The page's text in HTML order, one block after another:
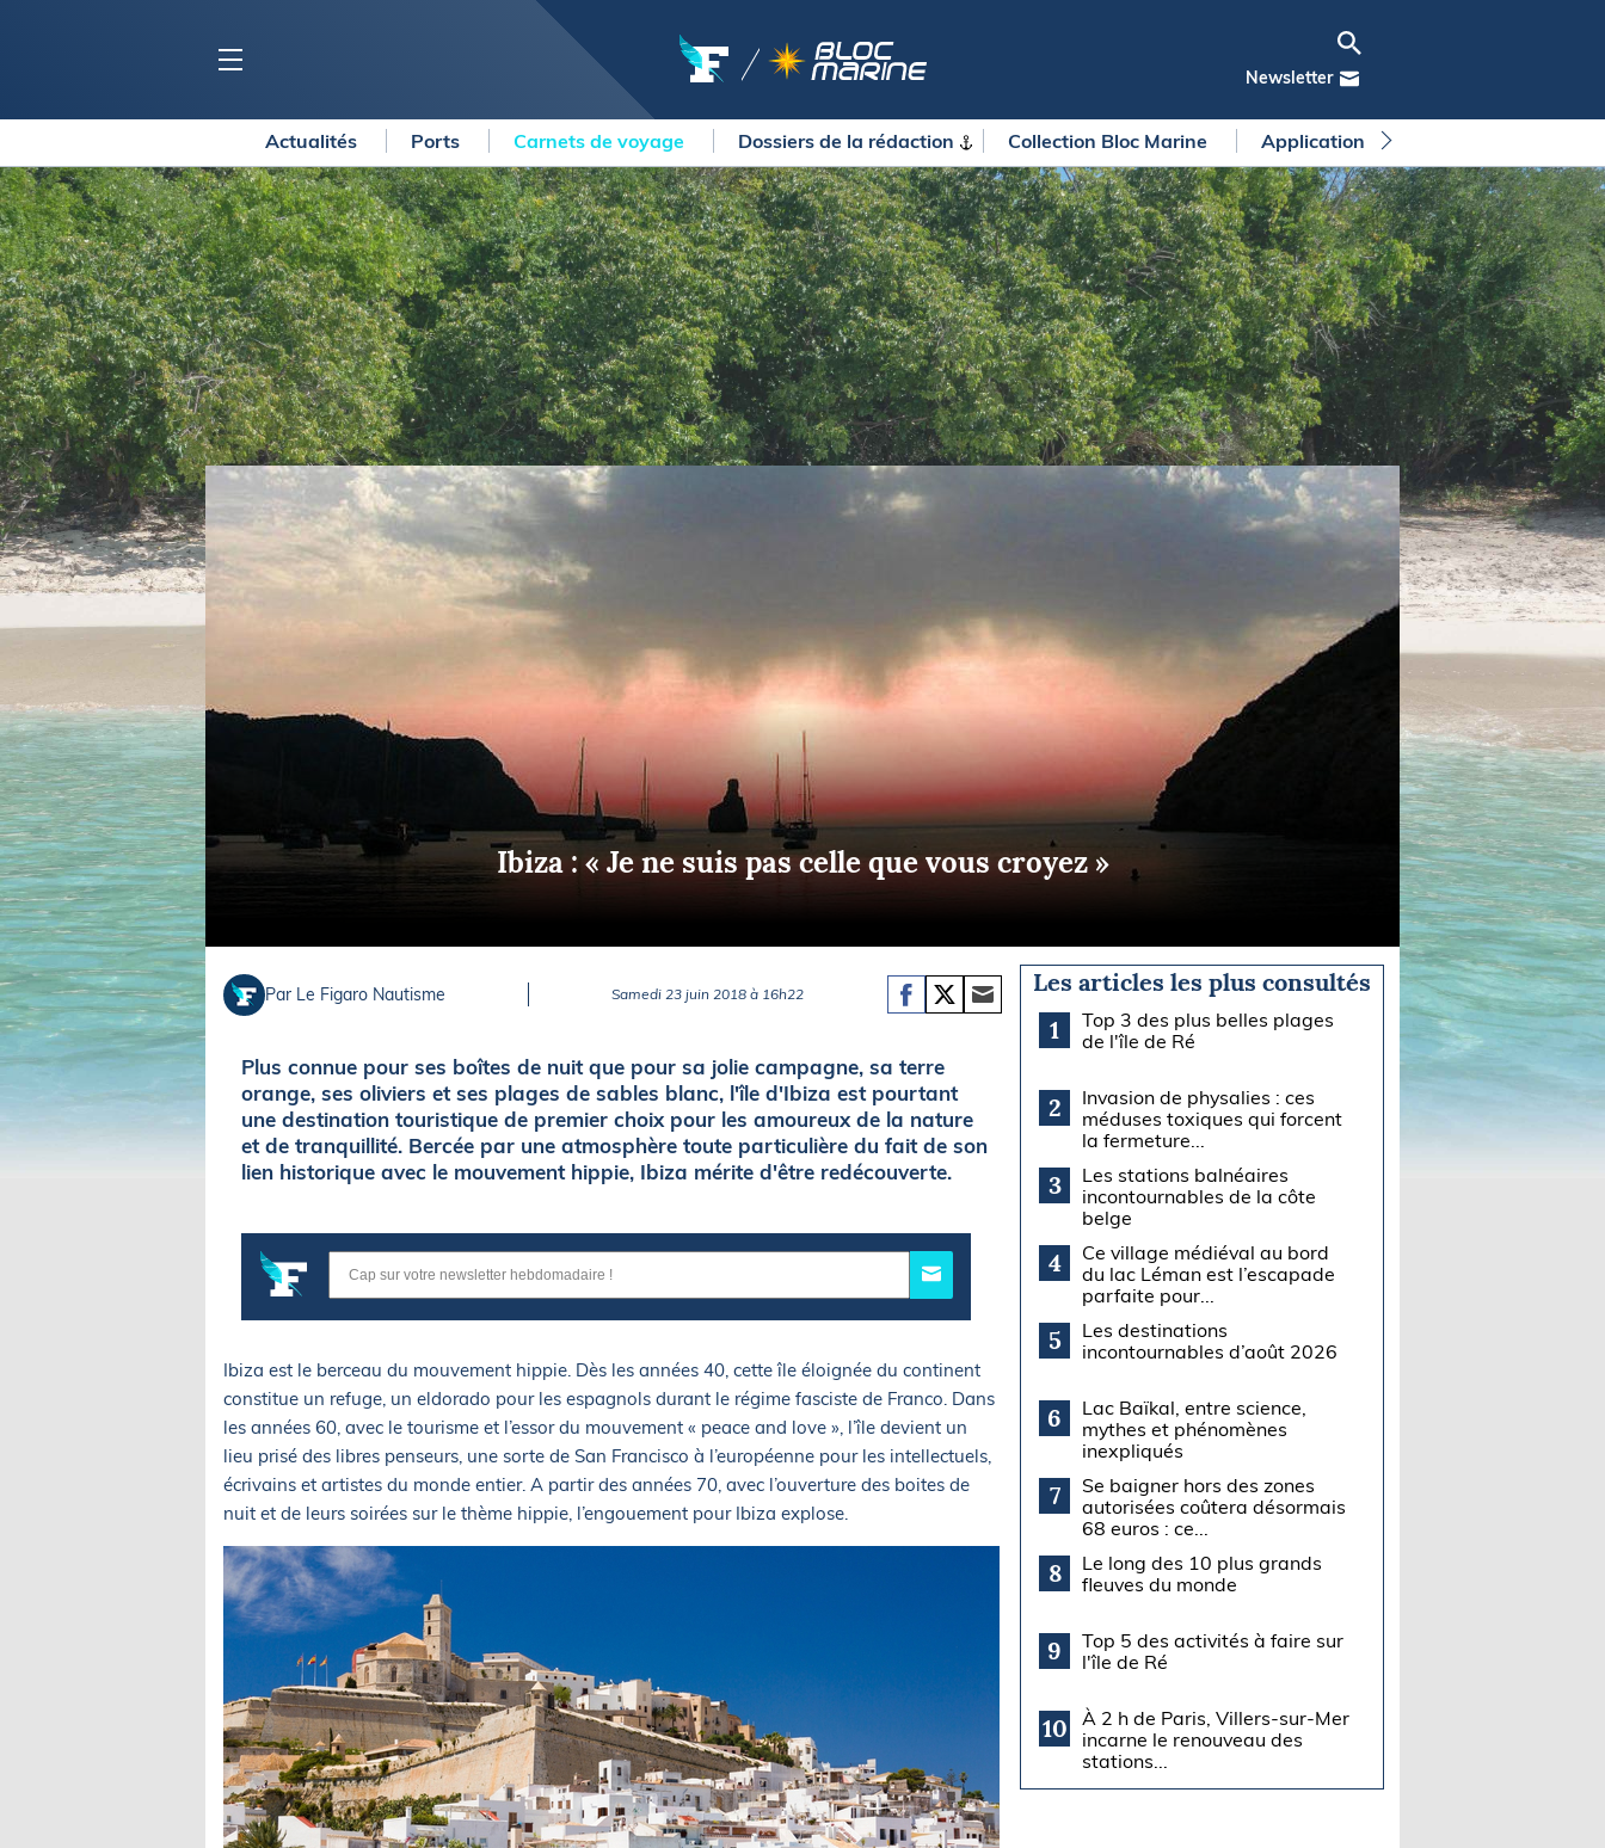
Newsletter
BLOC MARINE
Ports
Carnets de voyage
Dossiers de la rédaction
Collection Bloc Marine
Application Bloc Marine
Règlementation
BATEAUX
Voiliers
Bateaux à moteur
Equipements
Salons
COURSES
Courses au large
Régates
La Solitaire du Figaro Paprec
Transat Paprec
Vendée Globe
Arkea Ultim Challenge
Route du Rhum - Destination
Guadeloupe
Transat Café l'Or
America's Cup
LOISIRS
Plongée
Glisse
MÉTÉO MARINE
LIFESTYLE
Shopping
Culture nautique
Gastronomie
Blogs
SERVICES
Nos magazines
La newsletter
METEO CONSULT Marine
Actualités Ports Carnets de voyage Dossiers de la rédaction Collection Bloc Marine Application Bloc Marine
Ibiza : « Je ne suis pas celle que vous croyez »
Par Le Figaro Nautisme Samedi 23 juin 2018 à 16h22
Plus connue pour ses boîtes de nuit que pour sa jolie campagne, sa terre
orange, ses oliviers et ses plages de sables blanc, l'île d'Ibiza est pourtant
une destination touristique de premier choix pour les amoureux de la nature
et de tranquillité. Bercée par une atmosphère toute particulière du fait de son
lien historique avec le mouvement hippie, Ibiza mérite d'être redécouverte.
Ibiza est le berceau du mouvement hippie. Dès les années 40, cette île éloignée du continent
constitue un refuge, un eldorado pour les espagnols durant le régime fasciste de Franco. Dans
les années 60, avec le tourisme et l’essor du mouvement « peace and love », l’île devient un
lieu prisé des libres penseurs, une sorte de San Francisco à l’européenne pour les intellectuels,
écrivains et artistes du monde entier. A partir des années 70, avec l’ouverture des boites de
nuit et de leurs soirées sur le thème hippie, l’engouement pour Ibiza explose.
Les articles les plus consultés
1
Top 3 des plus belles plages
de l'île de Ré
2
Invasion de physalies : ces
méduses toxiques qui forcent
la fermeture...
3
Les stations balnéaires
incontournables de la côte
belge
4
Ce village médiéval au bord
du lac Léman est l’escapade
parfaite pour...
5
Les destinations
incontournables d’août 2026
6
Lac Baïkal, entre science,
mythes et phénomènes
inexpliqués
7
Se baigner hors des zones
autorisées coûtera désormais
68 euros : ce...
8
Le long des 10 plus grands
fleuves du monde
9
Top 5 des activités à faire sur
l'île de Ré
10
À 2 h de Paris, Villers-sur-Mer
incarne le renouveau des
stations...